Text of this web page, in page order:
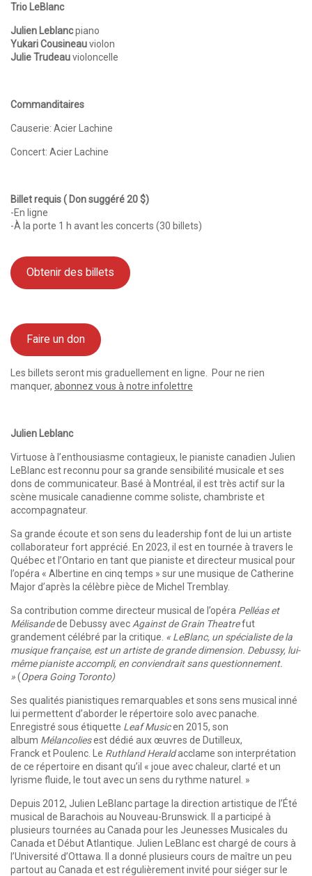
Trio LeBlanc
Julien Leblancpiano
Yukari Cousineauviolon
Julie Trudeauvioloncelle
Commanditaires
Causerie: Acier Lachine
Concert: Acier Lachine
Billet requis ( Don suggéré 20 $)
-En ligne
-À la porte 1 h avant les concerts (30 billets)
Obtenir des billets
Faire un don
Les billets seront mis graduellement en ligne. Pour ne rien
manquer, abonnez vous à notre infolettre
Julien Leblanc
Virtuose à l’enthousiasme contagieux, le pianiste canadien Julien
LeBlanc est reconnu pour sa grande sensibilité musicale et ses
dons de communicateur. Basé à Montréal, il est très actif sur la
scène musicale canadienne comme soliste, chambriste et
accompagnateur.
Sa grande écoute et son sens du leadership font de lui un artiste
collaborateur fort apprécié. En 2023, il est en tournée à travers le
Québec et l’Ontario en tant que pianiste et directeur musical pour
l’opéra « Albertine en cinq temps » sur une musique de Catherine
Major d’après la célèbre pièce de Michel Tremblay.
Sa contribution comme directeur musical de l’opéra Pelléas et
Mélisandede Debussy avec Against de Grain Theatrefut
grandement célébré par la critique. « LeBlanc, un spécialiste de la
musique française, est un artiste de grande dimension. Debussy, lui-
même pianiste accompli, en conviendrait sans questionnement.
»(Opera Going Toronto)
Ses qualités pianistiques remarquables et sons sens musical inné
lui permettent d’aborder le répertoire solo avec panache.
Enregistré sous étiquette Leaf Musicen 2015, son
album Mélancoliesest dédié aux œuvres de Dutilleux,
Franck et Poulenc. Le Ruthland Heraldacclame son interprétation
de ce répertoire en disant qu’il « joue avec chaleur, clarté et un
lyrisme fluide, le tout avec un sens du rythme naturel. »
Depuis 2012, Julien LeBlanc partage la direction artistique de l’Été
musical de Barachois au Nouveau-Brunswick. Il a participé à
plusieurs tournées au Canada pour les Jeunesses Musicales du
Canada et Début Atlantique. Julien LeBlanc est chargé de cours à
l’Université d’Ottawa. Il a donné plusieurs cours de maître un peu
partout au Canada et est régulièrement invité pour siéger sur le